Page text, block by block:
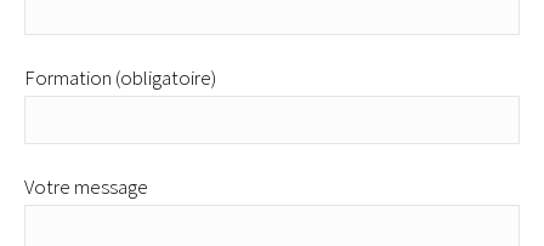
Formation (obligatoire)
Votre message